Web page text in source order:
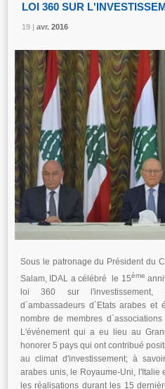
19 | avr. 2016
LOI 360 SUR
19 | avr. 2016
19 | avr. 2016
19 | avr. 2016
19 | avr. 2016
Sous le patronage du Président du
Salam, IDAL a célébré le 15ème
loi 360 sur l'investissement,
d`ambassadeurs d`Etats arabes et
nombre de membres
L'événement qui a eu lieu au
honorer 5 pays qui ont contribué
au climat d'investissement; à
arabes unis, le Royaume-Uni, l'Italie
les réalisations durant les 15